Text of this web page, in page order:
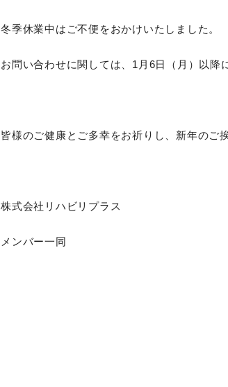
冬季休業中はご不便をおかけいたしました。
お問い合わせに関しては、1月6日（月）以降
皆様のご健康とご多幸をお祈りし、新年のご
株式会社リハビリプラス
メンバー一同